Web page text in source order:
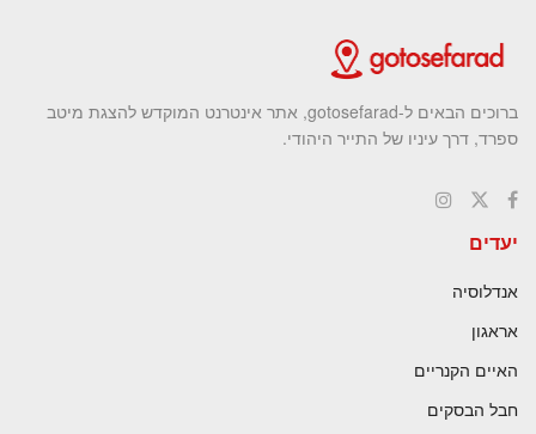
ברוכים הבאים ל-gotosefarad, אתר אינטרנט המוקדש להצגת מיטב
ספרד, דרך עיניו של התייר היהודי.
יעדים
אנדלוסיה
אראגון
האיים הקנריים
חבל הבסקים